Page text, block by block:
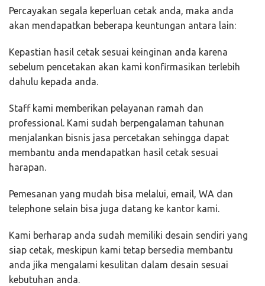
Percayakan segala keperluan cetak anda, maka anda
akan mendapatkan beberapa keuntungan antara lain:
Kepastian hasil cetak sesuai keinginan anda karena
sebelum pencetakan akan kami konfirmasikan terlebih
dahulu kepada anda.
Staff kami memberikan pelayanan ramah dan
professional. Kami sudah berpengalaman tahunan
menjalankan bisnis jasa percetakan sehingga dapat
membantu anda mendapatkan hasil cetak sesuai
harapan.
Pemesanan yang mudah bisa melalui, email, WA dan
telephone selain bisa juga datang ke kantor kami.
Kami berharap anda sudah memiliki desain sendiri yang
siap cetak, meskipun kami tetap bersedia membantu
anda jika mengalami kesulitan dalam desain sesuai
kebutuhan anda.